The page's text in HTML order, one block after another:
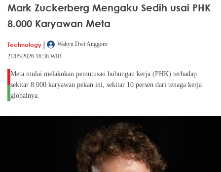
Mark Zuckerberg Mengaku Sedih usai PHK
8.000 Karyawan Meta
Technology |
Wahyu Dwi Anggoro
21/05/2026 16:38 WIB
Meta mulai melakukan pemutusan hubungan kerja (PHK) terhadap
sekitar 8.000 karyawan pekan ini, sekitar 10 persen dari tenaga kerja
globalnya.